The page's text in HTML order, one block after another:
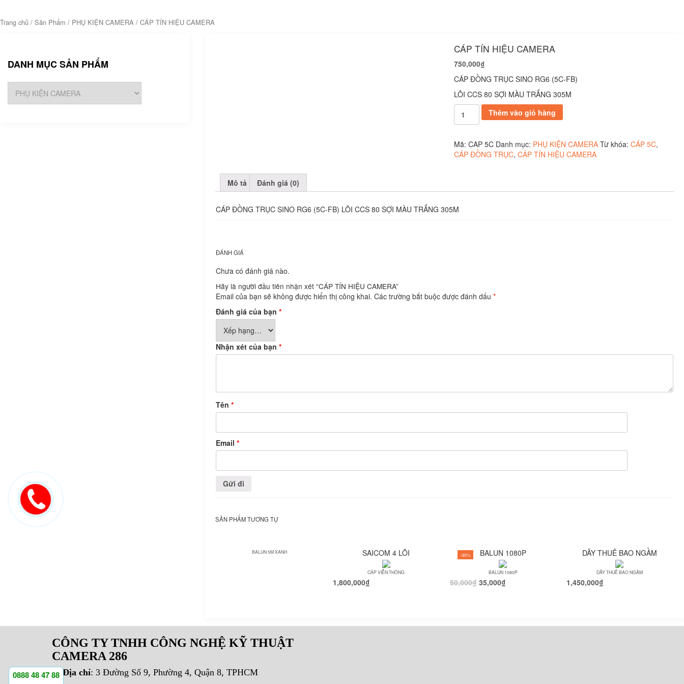
Trang chủ / Sản Phẩm / PHỤ KIỆN CAMERA / CÁP TÍN HIỆU CAMERA
CÁP TÍN HIỆU CAMERA
750,000₫
CÁP ĐỒNG TRỤC SINO RG6 (5C-FB)
LÕI CCS 80 SỢI MÀU TRẮNG 305M
CÁP
TÍN
CAMERA
số
lượng
Thêm vào giỏ hàng
Mã: CAP 5C Danh mục: PHỤ KIỆN CAMERA Từ khóa: CÁP 5C,
CÁP ĐỒNG TRỤC, CÁP TÍN HIỆU CAMERA
Mô tả Đánh giá (0)
CÁP ĐỒNG TRỤC SINO RG6 (5C-FB) LÕI CCS 80 SỢI MÀU TRẮNG 305M
ĐÁNH GIÁ
Chưa có đánh giá nào.
Hãy là người đầu tiên nhận xét “CÁP TÍN HIỆU CAMERA”
Email của bạn sẽ không được hiển thị công khai. Các trường bắt buộc được đánh dấu*
Đánh giá của bạn*
Nhận xét của bạn*
Tên*
Email*
SẢN PHẨM TƯƠNG TỰ
BALUN 5M XANH SAICOM 4 LÕI
CÁP VIỄN THÔNG
1,800,000₫
-30% BALUN 1080P
BALUN 1080P
50,000₫ 35,000₫
DÂY THUÊ BAO NGẦM
DÂY THUÊ BAO NGẦM
1,450,000₫
DANH MỤC SẢN PHẨM
CÔNG TY TNHH CÔNG NGHỆ KỸ THUẬT
CAMERA 286
Địa chỉ: 3 Đường Số 9, Phường 4, Quận 8, TPHCM
0888 48 47 88